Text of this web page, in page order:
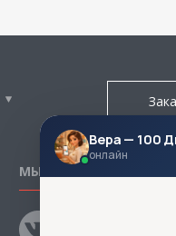
МЫ В СОЦСЕТЯХ
Вера — 100
онлайн